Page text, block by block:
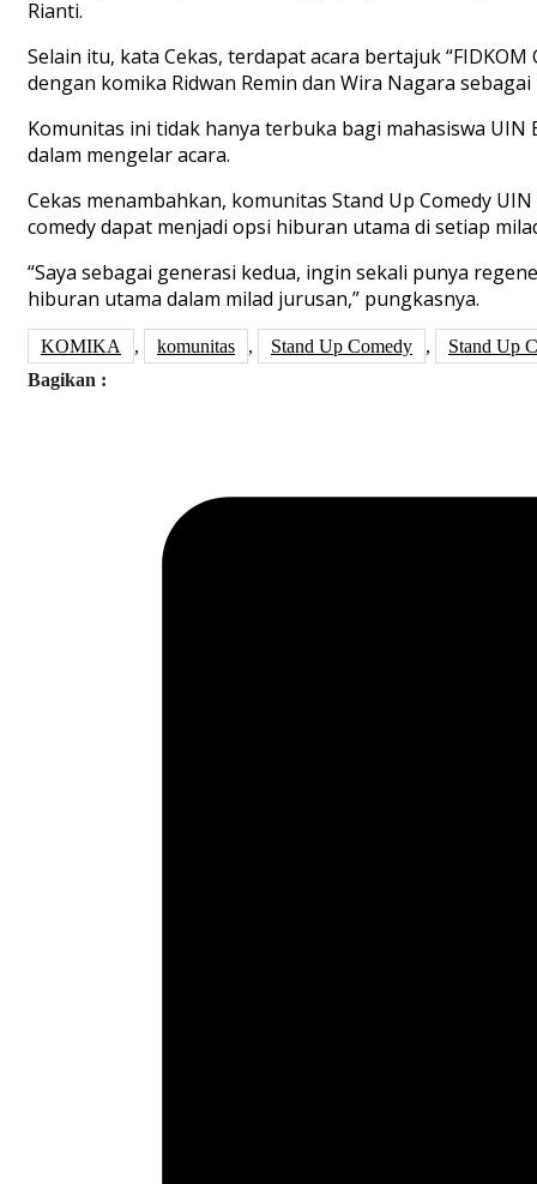
Rianti.
Selain itu, kata Cekas, terdapat acara bertajuk
dengan komika Ridwan Remin dan Wira Nagara
Komunitas ini tidak hanya terbuka bagi mahasiswa
dalam mengelar acara.
Cekas menambahkan, komunitas Stand Up Comedy
comedy dapat menjadi opsi hiburan utama di setiap
“Saya sebagai generasi kedua, ingin sekali punya
hiburan utama dalam milad jurusan,” pungkasnya.
KOMIKA , komunitas , Stand Up Comedy ,
Stand Up
Bagikan :